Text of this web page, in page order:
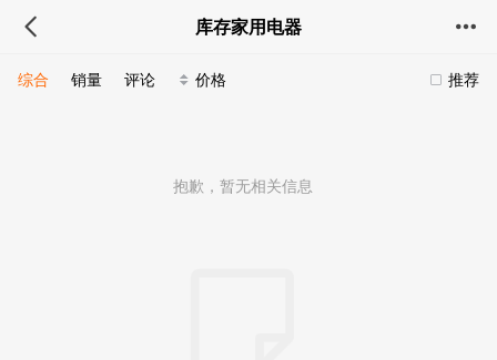
库存家用电器
推荐
综合 销量 评论 价格
抱歉，暂无相关信息